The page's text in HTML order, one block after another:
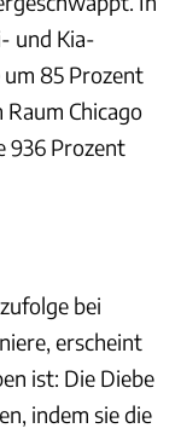
und Kia-
85 Prozent
Chicago
936 Prozent
bei
erscheint
ist: Die Diebe
indem sie die